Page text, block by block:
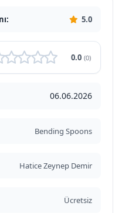
5.0
0.0 (0)
06.06.2026
Bending Spoons
Hatice Zeynep Demir
Ücretsiz